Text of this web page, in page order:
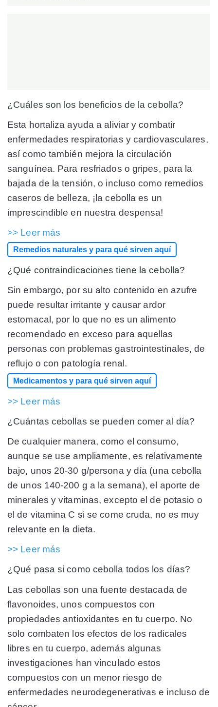
¿Cuáles son los beneficios de la cebolla?
Esta hortaliza ayuda a aliviar y combatir
enfermedades respiratorias y cardiovasculares,
así como también mejora la circulación
sanguínea. Para resfriados o gripes, para la
bajada de la tensión, o incluso como remedios
caseros de belleza, ¡la cebolla es un
imprescindible en nuestra despensa!
>> Leer más
Remedios naturales y para qué sirven aquí
¿Qué contraindicaciones tiene la cebolla?
Sin embargo, por su alto contenido en azufre
puede resultar irritante y causar ardor
estomacal, por lo que no es un alimento
recomendado en exceso para aquellas
personas con problemas gastrointestinales, de
reflujo o con patología renal.
Medicamentos y para qué sirven aquí
>> Leer más
¿Cuántas cebollas se pueden comer al día?
De cualquier manera, como el consumo,
aunque se use ampliamente, es relativamente
bajo, unos 20-30 g/persona y día (una cebolla
de unos 140-200 g a la semana), el aporte de
minerales y vitaminas, excepto el de potasio o
el de vitamina C si se come cruda, no es muy
relevante en la dieta.
>> Leer más
¿Qué pasa si como cebolla todos los días?
Las cebollas son una fuente destacada de
flavonoides, unos compuestos con
propiedades antioxidantes en tu cuerpo. No
solo combaten los efectos de los radicales
libres en tu cuerpo, además algunas
investigaciones han vinculado estos
compuestos con un menor riesgo de
enfermedades neurodegenerativas e incluso de